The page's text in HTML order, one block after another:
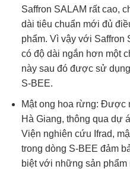
Saffron SALAM rất cao,
dài tiêu chuẩn mới đủ
phẩm. Vì vậy với Saffron
có độ dài ngắn hơn một
này sau đó được sử
S-BEE.
Mật ong hoa rừng: Được
Hà Giang, thông qua dự
Viện nghiên cứu Ifrad,
trong dòng S-BEE đảm
biệt với những sản